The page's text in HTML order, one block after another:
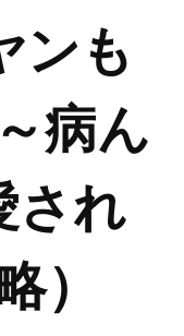
ンも
病ん
され
）